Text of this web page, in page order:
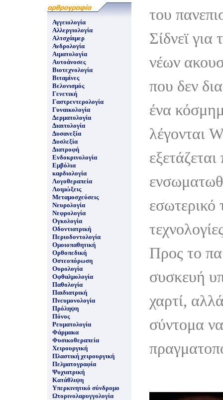
Αγγειολογία
Αλλεργιολογία
Αλτσχάιμερ
Ανδρολογία
Αιματολογία
Αυτοάνοσες
Βιοτεχνολογία
Βιταμίνες
Βελονισμός
Γενετική
Γαστρεντερολογία
Γυναικολογία
Δερματολογία
Διαιτολογία
Δυσανεξία
Δυσλεξία
Διατροφή
Ενδοκρινολογία
Εμβόλια
καρδιολογία
Λογοθεραπεία
Λοιμώξεις
Μεταμοσχεύσεις
Νευρολογία
Νεφρολογία
Ογκολογία
Οδοντιατρική
Περιοδοντολογία
Ομοιοπαθητική
Ορθοπεδική
Οστεοπόρωση
Ουρολογία
Οφθαλμολογία
Παθολογία
Παιδιατρική
Πνευμονολογία
Πρόληψη
Πόνος
Ρευματολογία
Φάρμακα
Φυσικοθεραπεία
Χειρουργική
Πλαστική χειρουργική
Πελματογραφία
Ψυχιατρική
Κατάθλιψη
Υπερκινητικό σύνδρομο
Ωτορινολαρυγγολογία
του
Σίδνεϊ για
νέων
που δεν
ένα
λέγονται
εσωτερικό
Προς το
συσκευή
χαρτί,
σύντομα